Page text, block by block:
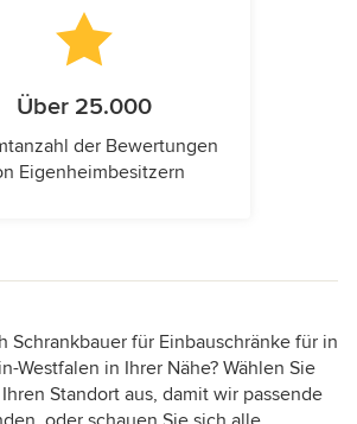
Über 25.000
der Bewertungen
Eigenheimbesitzern
Schrankbauer für Einbauschränke für in
Westfalen in Ihrer Nähe? Wählen Sie
Standort aus, damit wir passende